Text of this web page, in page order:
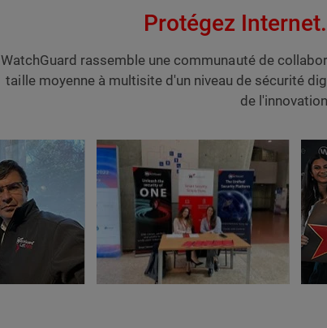
Protégez
WatchGuard rassemble une communauté de
taille moyenne à multisite d'un niveau de sécurité
de